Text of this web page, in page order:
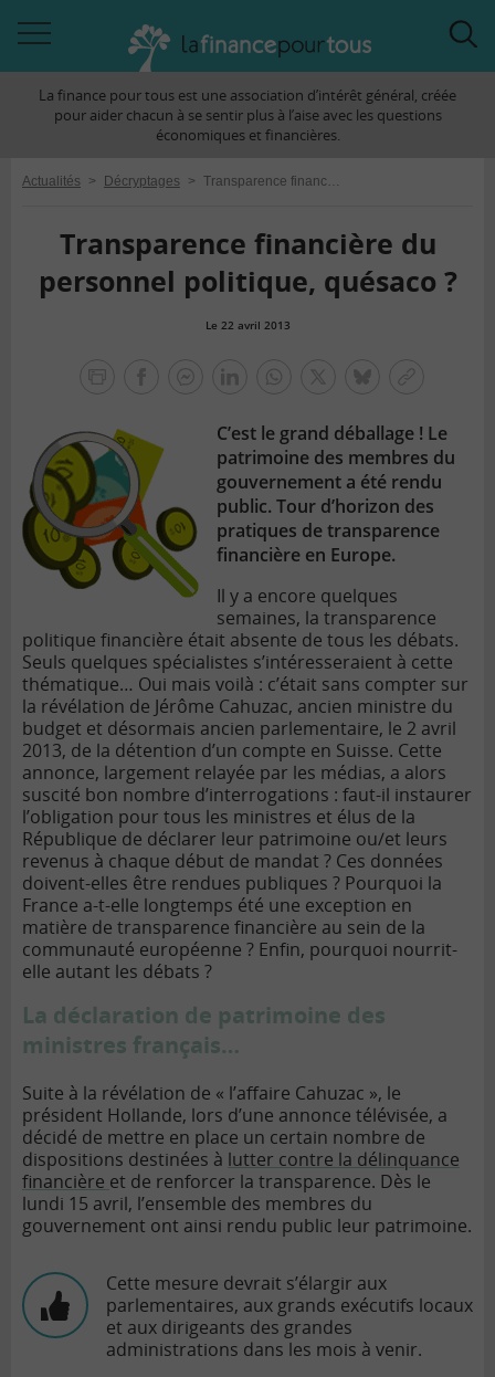
àLa finance pour tous est une association d’intérêt général, créée
pour aider chacun à se sentir plus à l’aise avec les questions
économiques et financières.
Actualités > Décryptages > Transparence financière du personnel politique, quésaco ?
Transparence financière du
personnel politique, quésaco ?
Le 22 avril 2013
lien
C’est le grand déballage ! Le
patrimoine des membres du
gouvernement a été rendu
public. Tour d’horizon des
pratiques de transparence
financière en Europe.
Il y a encore quelques
semaines, la transparence
politique financière était absente de tous les débats.
Seuls quelques spécialistes s’intéresseraient à cette
thématique… Oui mais voilà : c’était sans compter sur
la révélation de Jérôme Cahuzac, ancien ministre du
budget et désormais ancien parlementaire, le 2 avril
2013, de la détention d’un compte en Suisse. Cette
annonce, largement relayée par les médias, a alors
suscité bon nombre d’interrogations : faut-il instaurer
l’obligation pour tous les ministres et élus de la
République de déclarer leur patrimoine ou/et leurs
revenus à chaque début de mandat ? Ces données
doivent-elles être rendues publiques ? Pourquoi la
France a-t-elle longtemps été une exception en
matière de transparence financière au sein de la
communauté européenne ? Enfin, pourquoi nourrit-
elle autant les débats ?
La déclaration de patrimoine des
ministres français…
Suite à la révélation de « l’affaire Cahuzac », le
président Hollande, lors d’une annonce télévisée, a
décidé de mettre en place un certain nombre de
dispositions destinées à lutter contre la délinquance
financière et de renforcer la transparence. Dès le
lundi 15 avril, l’ensemble des membres du
gouvernement ont ainsi rendu public leur patrimoine.
Cette mesure devrait s’élargir aux
parlementaires, aux grands exécutifs locaux
et aux dirigeants des grandes
administrations dans les mois à venir.